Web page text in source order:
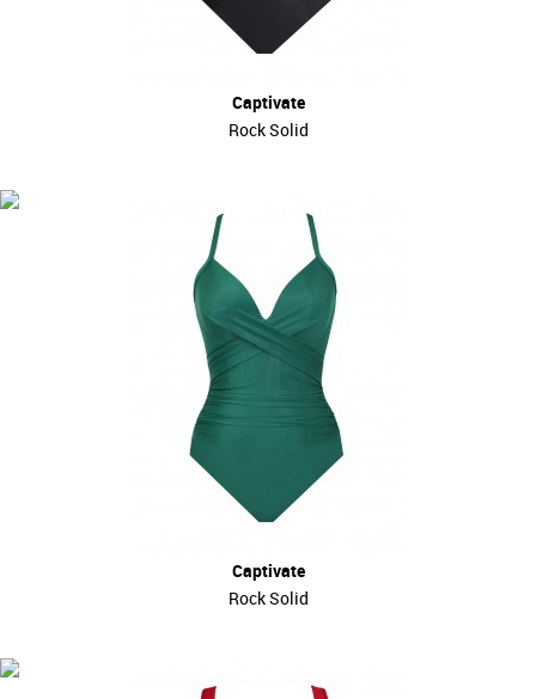
Captivate
Rock Solid
Captivate
Rock Solid